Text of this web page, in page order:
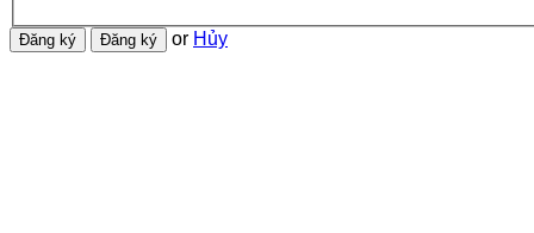
or Hủy